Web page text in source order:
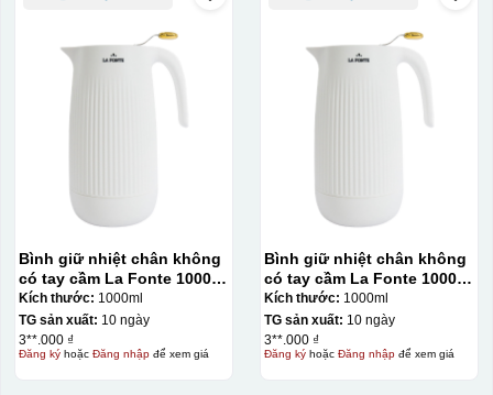
Thợ đang căn chỉnh dán decal lên bát cơm
Bình giữ nhiệt chân không
có tay cầm La Fonte 1000ml
– 011655
Kích thước: 1000ml
TG sản xuất: 10 ngày
3**.000 ₫
Đăng kýhoặc Đăng nhậpđể xem giá
Bình giữ nhiệt chân không
có tay cầm La Fonte 1000ml
– 011655
Kích thước: 1000ml
TG sản xuất: 10 ngày
3**.000 ₫
Đăng kýhoặc Đăng nhậpđể xem giá